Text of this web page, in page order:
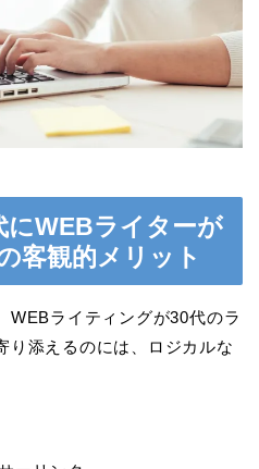
にWEBライターが
客観的メリット
WEBライティングが30代のラ
り添えるのには、ロジカルな